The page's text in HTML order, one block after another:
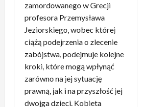
zamordowanego w Grecji
profesora Przemysława
Jeziorskiego, wobec której
ciążą podejrzenia o zlecenie
zabójstwa, podejmuje kolejne
kroki, które mogą wpłynąć
zarówno na jej sytuację
prawną, jak i na przyszłość jej
dwojga dzieci. Kobieta